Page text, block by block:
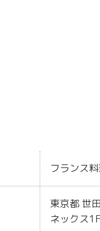
フランス
東京都 世
ネックス1F